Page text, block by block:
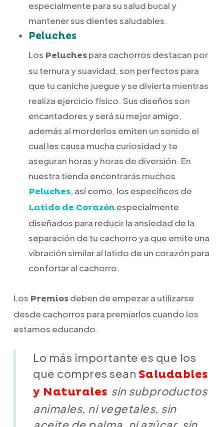
especialmente para su salud bucal y
mantener sus dientes saludables.
Peluches
Los Peluchespara cachorros destacan por
su ternura y suavidad, son perfectos para
que tu caniche juegue y se divierta mientras
realiza ejercicio físico. Sus diseños son
encantadores y será su mejor amigo,
además al morderlos emiten un sonido el
cual les causa mucha curiosidad y te
aseguran horas y horas de diversión. En
nuestra tienda encontrarás muchos
Peluches, así como, los específicos de
Latido de Corazónespecialmente
diseñados para reducir la ansiedad de la
separación de tu cachorro ya que emite una
vibración similar al latido de un corazón para
confortar al cachorro.
Los Premiosdeben de empezar a utilizarse
desde cachorros para premiarlos cuando los
estamos educando.
Lo más importante es que los
que compres sean Saludables
y Naturales sin subproductos
animales, ni vegetales, sin